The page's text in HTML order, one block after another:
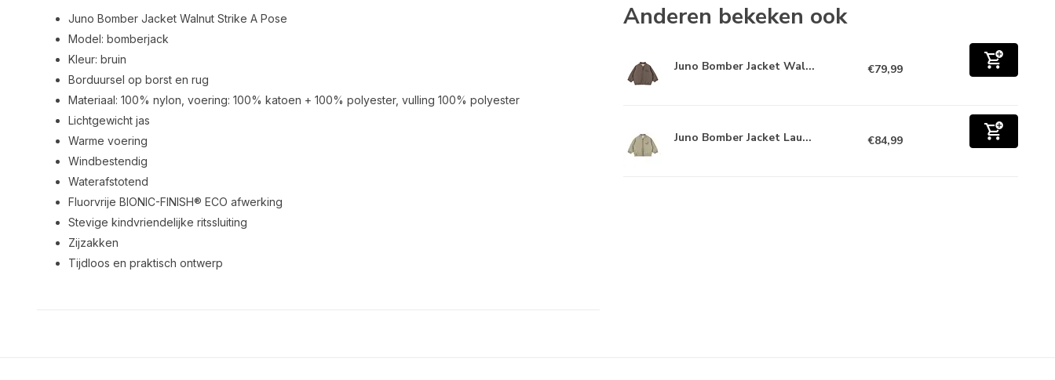
Juno Bomber Jacket Walnut Strike A Pose
Model: bomberjack
Kleur: bruin
Borduursel op borst en rug
Materiaal: 100% nylon, voering: 100% katoen + 100% polyester, vulling 100% polyester
Lichtgewicht jas
Warme voering
Windbestendig
Waterafstotend
Fluorvrije BIONIC-FINISH® ECO afwerking
Stevige kindvriendelijke ritssluiting
Zijzakken
Tijdloos en praktisch ontwerp
Anderen bekeken ook
Juno Bomber Jacket Wal... €79,99
Juno Bomber Jacket Lau... €84,99